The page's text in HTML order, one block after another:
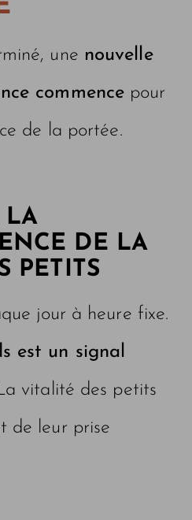
une nouvelle
commence pour
de la portée.
LA
DE LA
PETITS
jour à heure fixe.
est un signal
vitalité des petits
de leur prise